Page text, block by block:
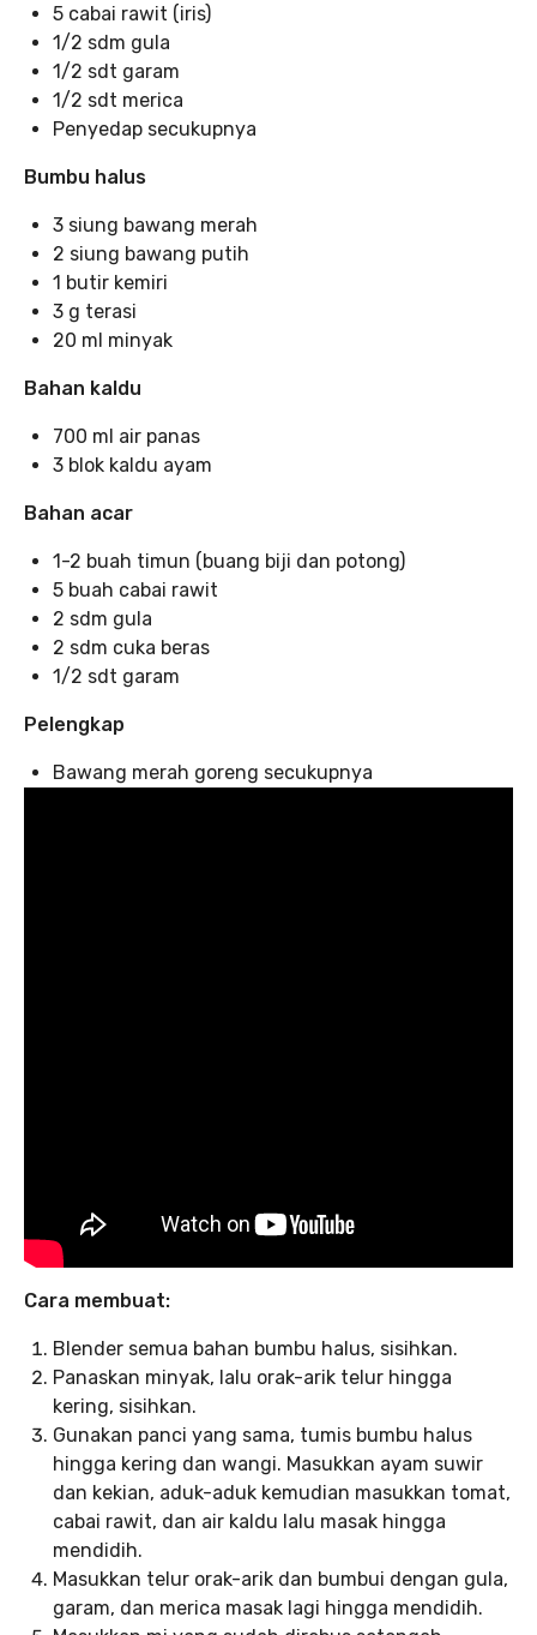
5 cabai rawit (iris)
1/2 sdm gula
1/2 sdt garam
1/2 sdt merica
Penyedap secukupnya
Bumbu halus
3 siung bawang merah
2 siung bawang putih
1 butir kemiri
3 g terasi
20 ml minyak
Bahan kaldu
700 ml air panas
3 blok kaldu ayam
Bahan acar
1-2 buah timun (buang biji dan potong)
5 buah cabai rawit
2 sdm gula
2 sdm cuka beras
1/2 sdt garam
Pelengkap
Bawang merah goreng secukupnya
Cara membuat:
Blender semua bahan bumbu halus, sisihkan.
Panaskan minyak, lalu orak-arik telur hingga
kering, sisihkan.
Gunakan panci yang sama, tumis bumbu halus
hingga kering dan wangi. Masukkan ayam suwir
dan kekian, aduk-aduk kemudian masukkan tomat,
cabai rawit, dan air kaldu lalu masak hingga
mendidih.
Masukkan telur orak-arik dan bumbui dengan gula,
garam, dan merica masak lagi hingga mendidih.